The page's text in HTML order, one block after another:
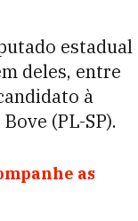
estadual
deles, entre
à
(PL-SP).
as